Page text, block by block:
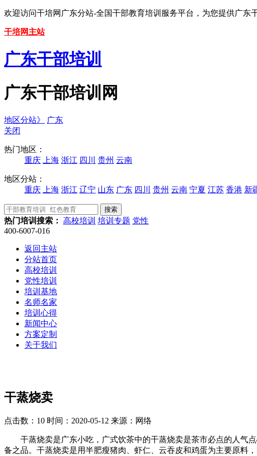
欢迎访问干培网广东分站-全国干部教育培训服务平台，为您提供广东
干培网主站
广东干部培训
广东干部培训网
地区分站》
广东
关闭
热门地区：
重庆
上海 浙江 四川 贵州 云南
地区分站：
重庆
上海 浙江 辽宁 山东 广东 四川 贵州 云南 宁夏 江苏 香港 新
热门培训搜索： 高校培训 培训专题 党性
400-6007-016
返回主站
分站首页
高校培训
党性培训
培训基地
名师名家
培训心得
新闻中心
方案定制
关于我们
干蒸烧卖
点击数：10 时间：2020-05-12 来源：网络
干蒸烧卖是广东小吃，广式饮茶中的干蒸烧卖是茶市必点的人气点
备之品。干蒸烧卖是用半肥瘦猪肉、虾仁、云吞皮和鸡蛋为主要原料